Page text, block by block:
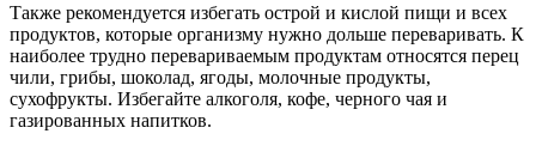
Также рекомендуется избегать острой и кислой пищи и всех
продуктов, которые организму нужно дольше переваривать. К
наиболее трудно перевариваемым продуктам относятся перец
чили, грибы, шоколад, ягоды, молочные продукты,
сухофрукты. Избегайте алкоголя, кофе, черного чая и
газированных напитков.